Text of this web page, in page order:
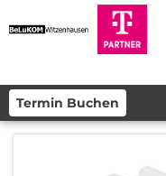
Termin Buchen